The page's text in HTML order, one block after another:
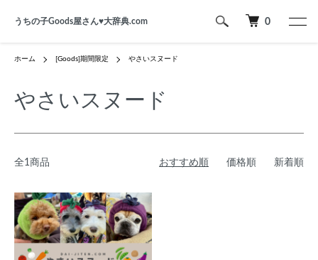
うちの子Goods屋さん♥︎大辞典.com 0
ホーム [Goods]期間限定 やさいスヌード
やさいスヌード
全1商品 おすすめ順 価格順 新着順